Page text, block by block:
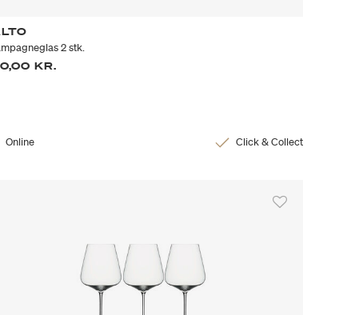
2 stk.
KR.
Online Click & Collect